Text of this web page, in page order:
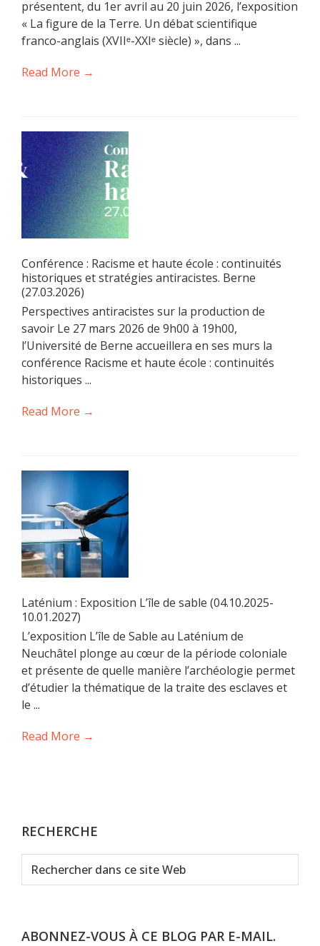
présentent, du 1er avril au 20 juin 2026, l’exposition
« La figure de la Terre. Un débat scientifique
franco-anglais (XVIIᵉ-XXIᵉ siècle) », dans ...
Read More →
Conférence : Racisme et haute école : continuités
historiques et stratégies antiracistes. Berne
(27.03.2026)
Perspectives antiracistes sur la production de
savoir Le 27 mars 2026 de 9h00 à 19h00,
l’Université de Berne accueillera en ses murs la
conférence Racisme et haute école : continuités
historiques ...
Read More →
Laténium : Exposition L’île de sable (04.10.2025-
10.01.2027)
L’exposition L’île de Sable au Laténium de
Neuchâtel plonge au cœur de la période coloniale
et présente de quelle manière l’archéologie permet
d’étudier la thématique de la traite des esclaves et
le ...
Read More →
RECHERCHE
Rechercher
dans
Web
ABONNEZ-VOUS À CE BLOG PAR E-MAIL.